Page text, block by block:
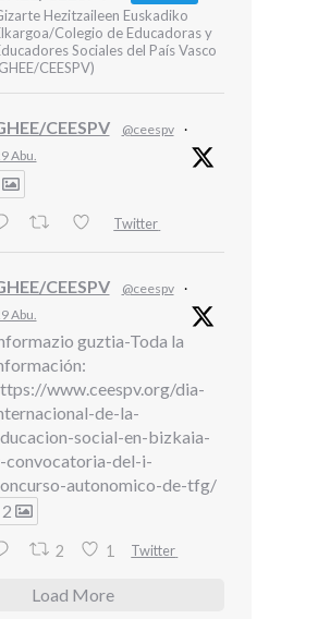
Hezitzaileen Euskadiko
Colegio de Educadoras y
Sociales del País Vasco
CEESPV)
CEESPV @ceespv
·
Abu.
Twitter
CEESPV @ceespv
·
Abu.
guztia-Toda la
www.ceespv.org/dia-
de-la-
social-en-bizkaia-
convocatoria-del-i-
autonomico-de-tfg/
2
2 1 Twitter
Load More